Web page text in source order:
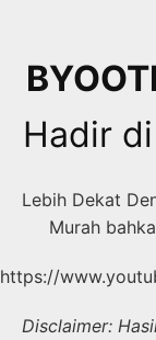
content
Hadir
Lebih Dekat
Murah
https://
Disclaimer: